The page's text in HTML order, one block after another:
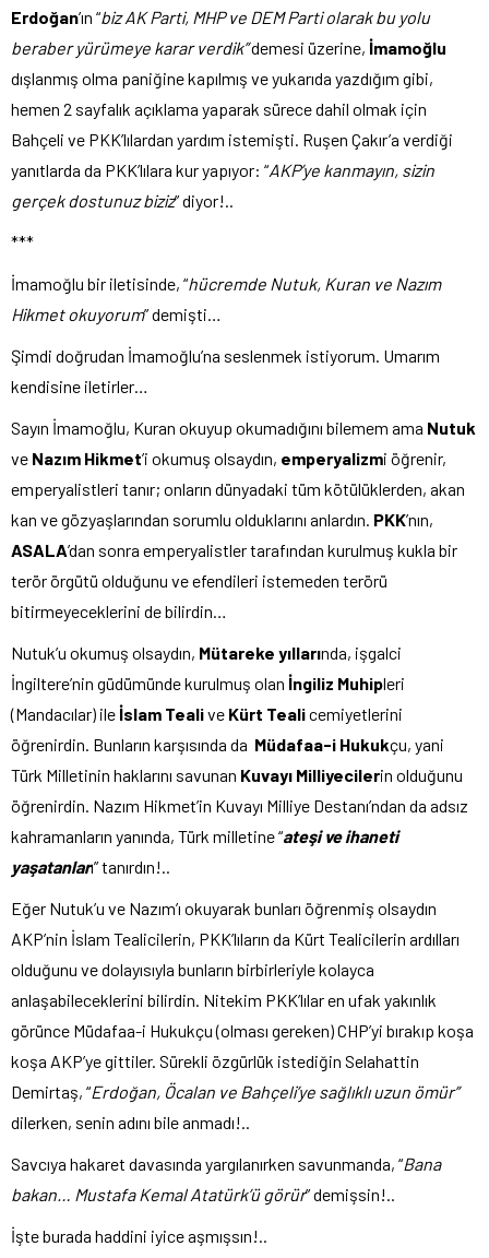
Erdoğan’ın “biz AK Parti, MHP ve DEM Parti olarak bu yolu
beraber yürümeye karar verdik”demesi üzerine, İmamoğlu
dışlanmış olma paniğine kapılmış ve yukarıda yazdığım gibi,
hemen 2 sayfalık açıklama yaparak sürece dahil olmak için
Bahçeli ve PKK’lılardan yardım istemişti. Ruşen Çakır’a verdiği
yanıtlarda da PKK’lılara kur yapıyor: “AKP’ye kanmayın, sizin
gerçek dostunuz biziz” diyor!..
***
İmamoğlu bir iletisinde, “hücremde Nutuk, Kuran ve Nazım
Hikmet okuyorum” demişti…
Şimdi doğrudan İmamoğlu’na seslenmek istiyorum. Umarım
kendisine iletirler…
Sayın İmamoğlu, Kuran okuyup okumadığını bilemem ama Nutuk
ve Nazım Hikmet’i okumuş olsaydın, emperyalizmi öğrenir,
emperyalistleri tanır; onların dünyadaki tüm kötülüklerden, akan
kan ve gözyaşlarından sorumlu olduklarını anlardın. PKK’nın,
ASALA’dan sonra emperyalistler tarafından kurulmuş kukla bir
terör örgütü olduğunu ve efendileri istemeden terörü
bitirmeyeceklerini de bilirdin…
Nutuk’u okumuş olsaydın, Mütareke yıllarında, işgalci
İngiltere’nin güdümünde kurulmuş olan İngiliz Muhipleri
(Mandacılar) ileİslam Tealive Kürt Tealicemiyetlerini
öğrenirdin. Bunların karşısında da Müdafaa-i Hukukçu, yani
Türk Milletinin haklarını savunan Kuvayı Milliyecilerin olduğunu
öğrenirdin. Nazım Hikmet’in Kuvayı Milliye Destanı’ndan da adsız
kahramanların yanında, Türk milletine “ateşi ve ihaneti
yaşatanları” tanırdın!..
Eğer Nutuk’u ve Nazım’ı okuyarak bunları öğrenmiş olsaydın
AKP’nin İslam Tealicilerin, PKK’lıların da Kürt Tealicilerin ardılları
olduğunu ve dolayısıyla bunların birbirleriyle kolayca
anlaşabileceklerini bilirdin. Nitekim PKK’lılar en ufak yakınlık
görünce Müdafaa-i Hukukçu (olması gereken) CHP’yi bırakıp koşa
koşa AKP’ye gittiler. Sürekli özgürlük istediğin Selahattin
Demirtaş, “Erdoğan, Öcalan ve Bahçeli’ye sağlıklı uzun ömür”
dilerken, senin adını bile anmadı!..
Savcıya hakaret davasında yargılanırken savunmanda, “Bana
bakan… Mustafa Kemal Atatürk’ü görür” demişsin!..
İşte burada haddini iyice aşmışsın!..